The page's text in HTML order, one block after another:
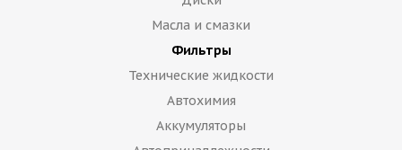
Масла и смазки
Фильтры
Технические жидкости
Автохимия
Аккумуляторы